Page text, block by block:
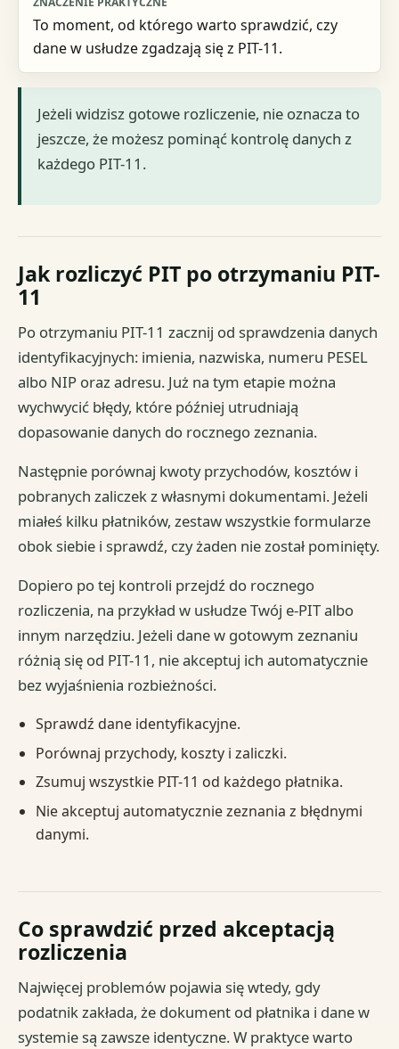
To moment, od którego warto sprawdzić, czy
dane w usłudze zgadzają się z PIT-11.
Jeżeli widzisz gotowe rozliczenie, nie oznacza to
jeszcze, że możesz pominąć kontrolę danych z
każdego PIT-11.
Jak rozliczyć PIT po otrzymaniu PIT-
11
Po otrzymaniu PIT-11 zacznij od sprawdzenia danych
identyfikacyjnych: imienia, nazwiska, numeru PESEL
albo NIP oraz adresu. Już na tym etapie można
wychwycić błędy, które później utrudniają
dopasowanie danych do rocznego zeznania.
Następnie porównaj kwoty przychodów, kosztów i
pobranych zaliczek z własnymi dokumentami. Jeżeli
miałeś kilku płatników, zestaw wszystkie formularze
obok siebie i sprawdź, czy żaden nie został pominięty.
Dopiero po tej kontroli przejdź do rocznego
rozliczenia, na przykład w usłudze Twój e-PIT albo
innym narzędziu. Jeżeli dane w gotowym zeznaniu
różnią się od PIT-11, nie akceptuj ich automatycznie
bez wyjaśnienia rozbieżności.
Sprawdź dane identyfikacyjne.
Porównaj przychody, koszty i zaliczki.
Zsumuj wszystkie PIT-11 od każdego płatnika.
Nie akceptuj automatycznie zeznania z błędnymi
danymi.
Co sprawdzić przed akceptacją
rozliczenia
Najwięcej problemów pojawia się wtedy, gdy
podatnik zakłada, że dokument od płatnika i dane w
systemie są zawsze identyczne. W praktyce warto